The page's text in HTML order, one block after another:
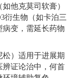
他克莫司软膏）
衍生物（如卡泊三
变，需延长药物
松）适用于进展期
辨证论治中，何首